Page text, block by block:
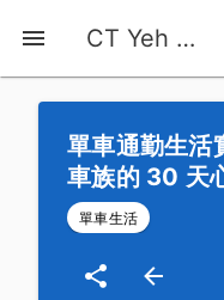
CT Yeh 公路車基地
首頁 運動知識
單車通勤生活
車族的 30 天
單車生活